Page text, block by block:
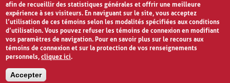
afin de recueillir des statistiques générales et offrir une meilleure
expérience à ses visiteurs. En naviguant sur le site, vous acceptez
l’utilisation de ces témoins selon les modalités spécifiées aux conditions
d’utilisation. Vous pouvez refuser les témoins de connexion en modifiant
vos paramètres de navigation. Pour en savoir plus sur le recours aux
témoins de connexion et sur la protection de vos renseignements
personnels,cliquez ici.
Accepter